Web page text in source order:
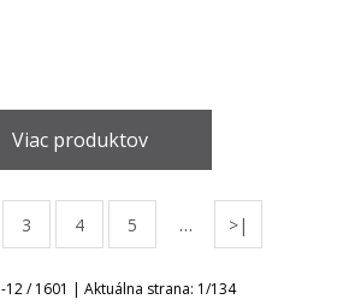
Viac produktov
3 4 5 … >|
-12/1601 | Aktuálna strana: 1/134